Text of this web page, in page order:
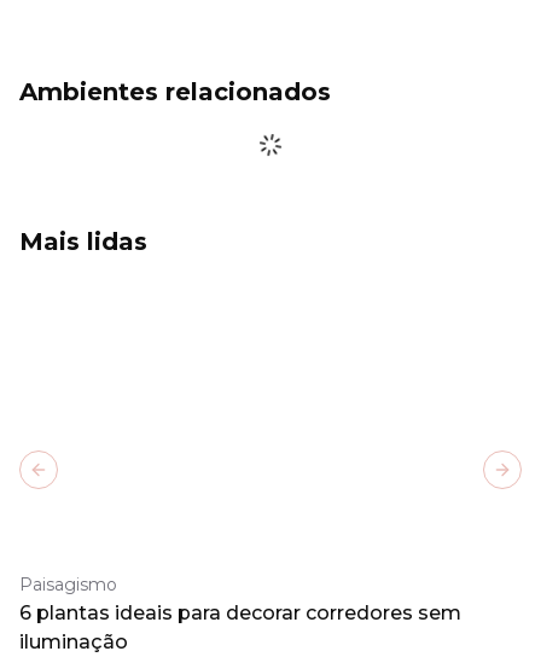
Ambientes relacionados
Mais lidas
Paisagismo
6 plantas ideais para decorar corredores sem
iluminação
Previous slide